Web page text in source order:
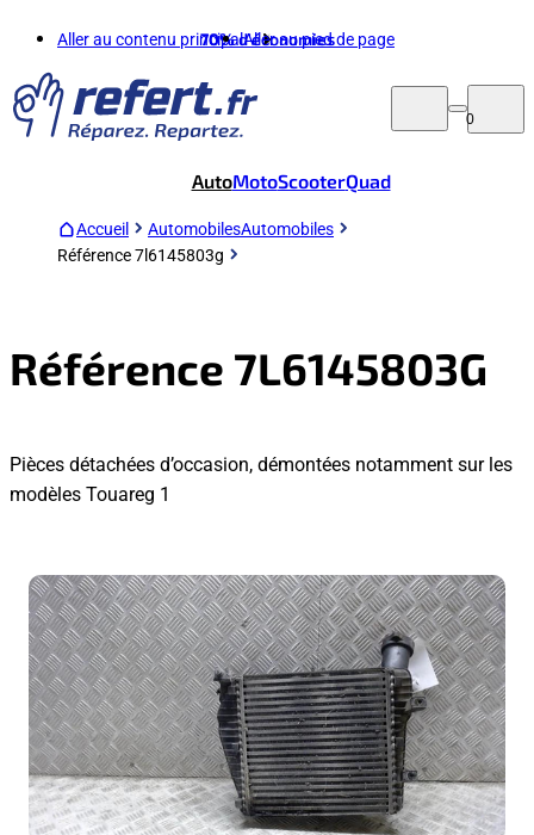
Aller au contenu principalAller au pied de page
70%d'économies
0
AutoMotoScooterQuad
Accueil AutomobilesAutomobiles
Référence 7l6145803g
Référence 7L6145803G
Pièces détachées d’occasion, démontées notamment sur les
modèles Touareg 1